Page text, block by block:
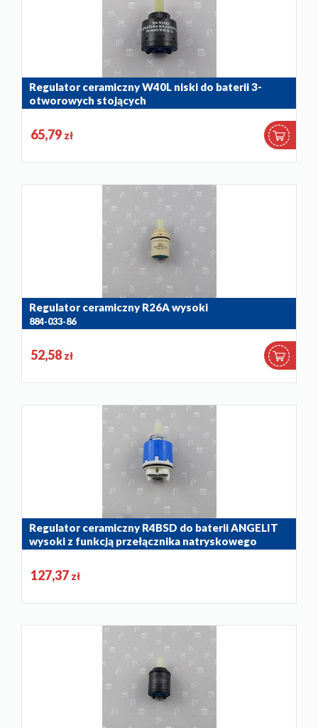
Regulator ceramiczny W40L niski do baterii 3-
otworowych stojących
65,79 zł
Regulator ceramiczny R26A wysoki
884-033-86
52,58 zł
Regulator ceramiczny R4BSD do baterii ANGELIT
wysoki z funkcją przełącznika natryskowego
127,37 zł